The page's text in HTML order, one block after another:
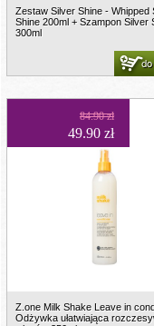
Zestaw Silver Shine - Whipped
Shine 200ml + Szampon Silver
300ml
84.90 zł
49.90 zł
Z.one Milk Shake Leave in
Odżywka ułatwiająca